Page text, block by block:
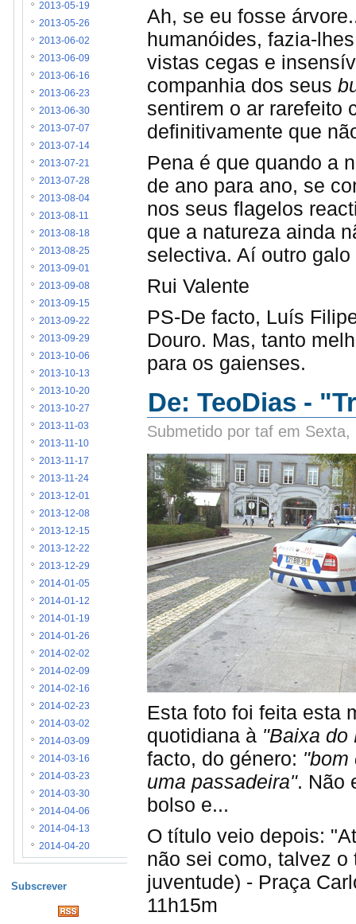
Ah, se eu fosse
humanóides, fazia-
vistas cegas e
companhia dos seus
sentirem o ar rarefeito
definitivamente que
Pena é que quando a
de ano para ano, se
nos seus flagelos
que a natureza ainda
selectiva. Aí outro
Rui Valente
PS-De facto, Luís
Douro. Mas, tanto
para os gaienses.
De: TeoDias -
Submetido por taf em Sexta,
Esta foto foi feita esta
quotidiana à "Baixa do
facto, do género: "bom
uma passadeira". Não
bolso e...
O título veio depois:
não sei como, talvez
juventude) - Praça
11h15m
2013-05-19
2013-05-26
2013-06-02
2013-06-09
2013-06-16
2013-06-23
2013-06-30
2013-07-07
2013-07-14
2013-07-21
2013-07-28
2013-08-04
2013-08-11
2013-08-18
2013-08-25
2013-09-01
2013-09-08
2013-09-15
2013-09-22
2013-09-29
2013-10-06
2013-10-13
2013-10-20
2013-10-27
2013-11-03
2013-11-10
2013-11-17
2013-11-24
2013-12-01
2013-12-08
2013-12-15
2013-12-22
2013-12-29
2014-01-05
2014-01-12
2014-01-19
2014-01-26
2014-02-02
2014-02-09
2014-02-16
2014-02-23
2014-03-02
2014-03-09
2014-03-16
2014-03-23
2014-03-30
2014-04-06
2014-04-13
2014-04-20
Subscrever